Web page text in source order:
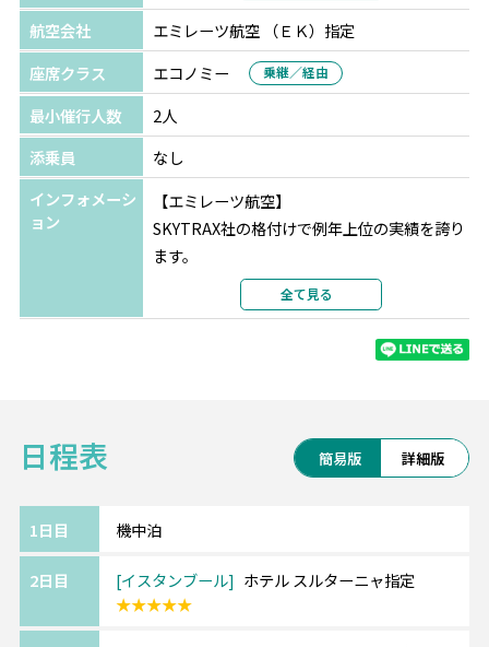
航空会社
エミレーツ航空 （ＥＫ）指定
座席クラス
エコノミー 乗継／経由
最小催行人数
2人
添乗員
なし
インフォメーシ
ョン
【エミレーツ航空】
SKYTRAX社の格付けで例年上位の実績を誇り
ます。
最新の機材・設備、厳選された機内食、
充実の機内エンターテインメントをお楽しみ
※航空会社の事情により予告なく変更となる
《イスタンブール/Istanbul》━━・・
トルコの代表的な都市イスタンブール。
という3代続いた大帝国の首都であり、
ます。
アジアとヨーロッパの2大陸の文化が混在し、
全て見る
日程表 簡易版 詳細版
1日目 機中泊
2日目 イスタンブール
ホテル スルターニャ指定
★★★★★